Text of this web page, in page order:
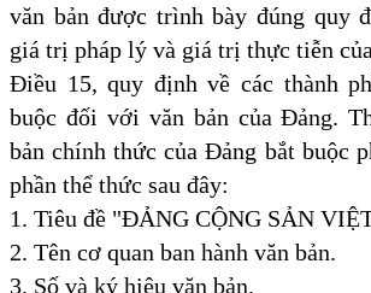
văn bản được trình bày đúng quy
giá trị pháp lý và giá trị thực tiễn
Điều 15, quy định về các thành
buộc đối với văn bản của Đảng.
bản chính thức của Đảng bắt buộc
phần thể thức sau đây:
1. Tiêu đề "ĐẢNG CỘNG SẢN
2. Tên cơ quan ban hành văn bản.
3. Số và ký hiệu văn bản.